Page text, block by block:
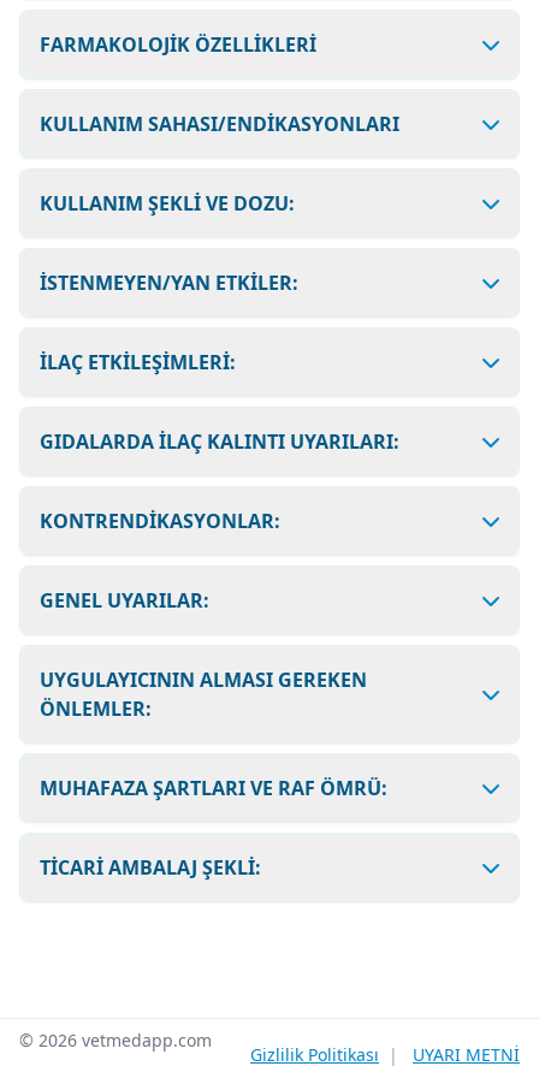
FARMAKOLOJİK ÖZELLİKLERİ
KULLANIM SAHASI/ENDİKASYONLARI
KULLANIM ŞEKLİ VE DOZU:
İSTENMEYEN/YAN ETKİLER:
İLAÇ ETKİLEŞİMLERİ:
GIDALARDA İLAÇ KALINTI UYARILARI:
KONTRENDİKASYONLAR:
GENEL UYARILAR:
UYGULAYICININ ALMASI GEREKEN
ÖNLEMLER:
MUHAFAZA ŞARTLARI VE RAF ÖMRÜ:
TİCARİ AMBALAJ ŞEKLİ:
© 2026 vetmedapp.com
Gizlilik Politikası | UYARI METNİ